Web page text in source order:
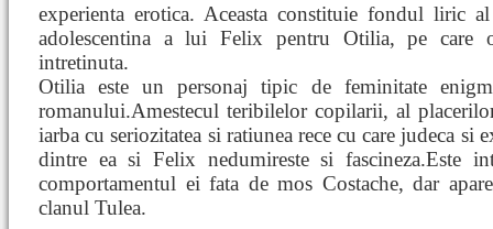
experienta erotica. Aceasta constituie fondul liric
adolescentina a lui Felix pentru Otilia, pe care
intretinuta.
Otilia este un personaj tipic de feminitate
romanului.Amestecul teribilelor copilarii, al
iarba cu seriozitatea si ratiunea rece cu care judeca
dintre ea si Felix nedumireste si fascineza.Este
comportamentul ei fata de mos Costache, dar
clanul Tulea.